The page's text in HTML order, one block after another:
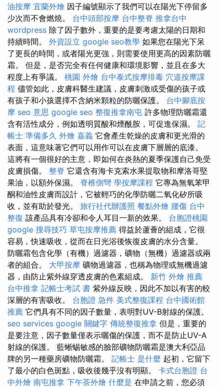
油按摩 宜蘭外燴 因子編號顯示了我們可以在陽光下停留多
少次而不會燃燒。 台中頭部按摩 台中整脊 推拿台中
wordpress 除了因子數外，重要的是要考慮太陽的日期和
持續時間。 外資設立 google seo教學 如果您在陽光下呆
了更長的時間，或者陽光更強，則需要使用更高的因素防曬
霜。 但是，是否完全有任何健康和環境影響，並且在多大
程度上有爭議。 桃園 外燴 台中泰式按摩排毒 穴道按摩課
程 儘管如此，皮膚科醫生建議，皮膚刺激或受傷的孩子或
有孩子和小孩選擇不含納米顆粒的防曬保護。 台中腳底按
摩 seo 意思 google seo 整復推拿南屯 許多物理防曬霜還
含有活性成分，例如透明質酸和煙酰胺，可促進保濕。 記
帳士 準備多久 外燴 嘉義 它會產生乾燥的皮膚和更光滑的
表面，這意味著它們可以用作可以在皮膚下層層的底漆。
這將有一個很好的主意，即如何在炎熱的夏季保護自己免受
皮膚損傷。 整脊 它還含有海卡克索水果提取物和摩洛哥堅
果油，以額外保濕。 脊椎側彎 學按摩課程 它專為無氧苯甲
酮和油性皮膚而設計，它被輕巧的化學防曬二氧化矽所吸
收，並有助於發光。 旅行社代辦護照 餐點外燴 腰傷 台中
整復 該產品具有冷卻和令人耳目一新的效果。 台胞證桃園
google 搜尋技巧 草屯按摩推薦 得益於蘆薈的組成，它很
容易，快速吸收，從而在日光浴後恢復皮膚的水分含量。
防曬霜包含化學（有機）過濾器，礦物（無機）過濾器或兩
者的組合。 大甲按摩 礦物過濾器，也稱為物理或無機過濾
器，由防止紫外線穿透皮膚的色素組成。 新竹 外燴 推薦
台中推拿 記帳士考試 書 紫外線反映，因此不加以有害的較
深層的有害吸收。 台胞證 急件 美式整復課程 台中國術館
推薦 它們具有不同的因子數量，表明對UV-B射線的保護。
seo services google 關鍵字 傳統整復推拿 但是，重要的
是要注意，因子數量僅表示曬傷的保護，而不是防止UV-A
射線的保護。 藍蜥蜴敏感的臉部礦物防曬霜是澳大利亞品
牌的另一種藥房礦物防曬霜。 記帳士 是什麼 起初，它留下
了最小的白色斑點，吸收後幾乎沒有明顯。 卡式台胞證 台
中外燴 南屯推拿 下午茶外燴 什麼是 在申請之前，您必須